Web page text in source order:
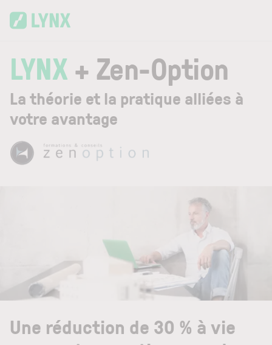
LYNX+ Zen-Option
La théorie et la pratique alliées à
votre avantage
Une réduction de 30 % à vie